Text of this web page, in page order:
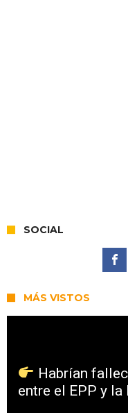
SOCIAL
MÁS VISTOS
Habrían
entre el EPP y la